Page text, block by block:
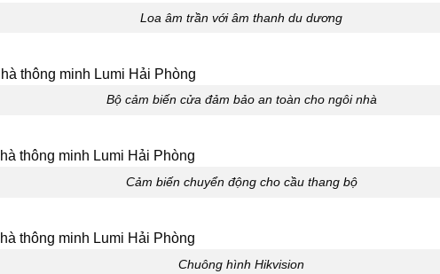
Loa âm trần với âm thanh du dương
Bộ cảm biến cửa đảm bảo an toàn cho ngôi nhà
Cảm biến chuyển động cho cầu thang bộ
Chuông hình Hikvision